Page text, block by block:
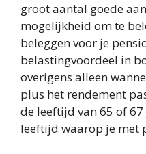
groot aantal goede
mogelijkheid om te
beleggen voor je
belastingvoordeel in
overigens alleen
plus het rendement
de leeftijd van 65 of
leeftijd waarop je met